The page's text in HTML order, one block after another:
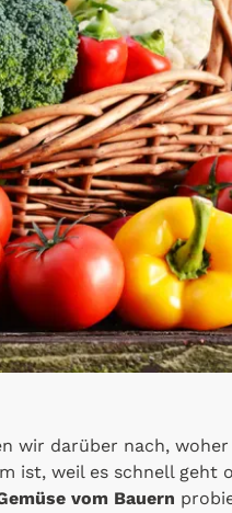
wir darüber nach,
ist, weil es schnell geht
vom Bauern